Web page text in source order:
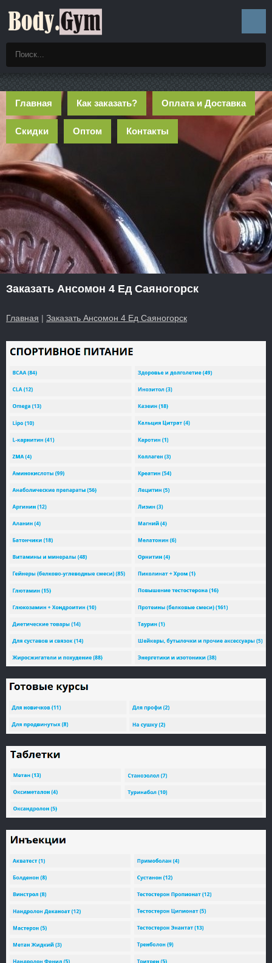
Главная Как заказать? Оплата и Доставка
Скидки Оптом Контакты
Заказать Ансомон 4 Ед Саяногорск
Главная | Заказать Ансомон 4 Ед Саяногорск